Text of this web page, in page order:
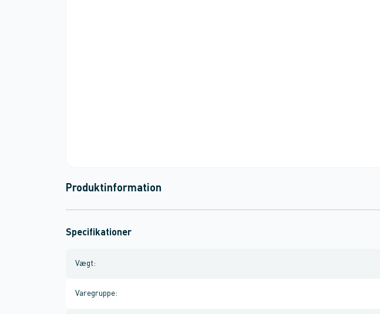
Produktinformation
Specifikationer
Vægt:
Varegruppe: